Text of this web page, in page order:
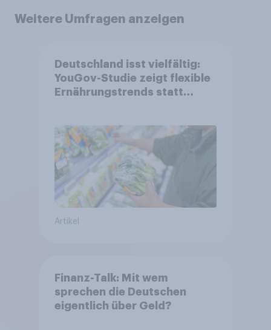
Weitere Umfragen anzeigen
Deutschland isst vielfältig:
YouGov-Studie zeigt flexible
Ernährungstrends statt
Artikel
Finanz-Talk: Mit wem
sprechen die Deutschen
eigentlich über Geld?